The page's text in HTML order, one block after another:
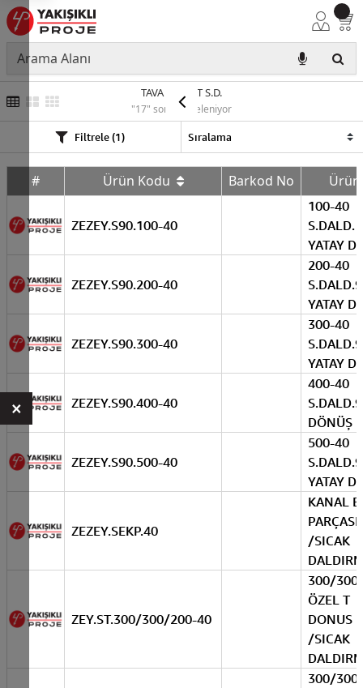
TAVA APARAT S.D.
"17" sonuç listeleniyor
Filtrele (1)
# Ürün Kodu Barkod No Ürün
ZEZEY.S90.100-40
100-40
S.DALD.
YATAY
ZEZEY.S90.200-40
200-40
YATAY
ZEZEY.S90.300-40
300-40
YATAY
ZEZEY.S90.400-40
400-40
DÖNÜŞ
ZEZEY.S90.500-40
500-40
YATAY
ZEZEY.SEKP.40
KANAL
/SICAK
ZEY.ST.300/300/200-40
300/
ÖZEL T
DONUS
/SICAK
300/
×